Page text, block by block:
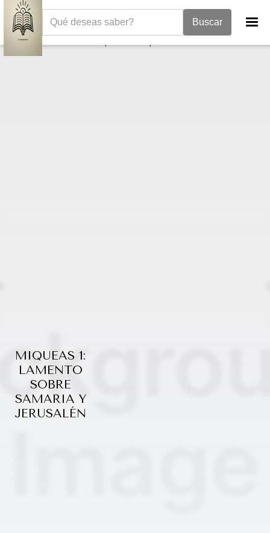
MIQUEAS 1:
LAMENTO
SOBRE
SAMARIA Y
JERUSALÉN
La Biblia